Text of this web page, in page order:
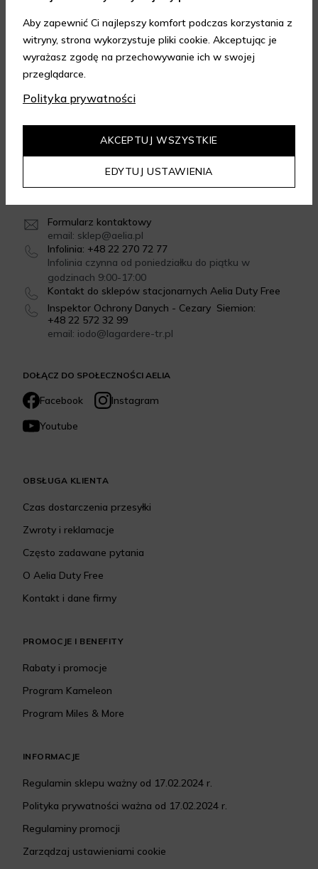
DOŁĄCZ DO SPOŁECZNOŚCI AELIA
Facebook
Instagram
Youtube
Formularz kontaktowy
email: sklep@aelia.pl
Infolinia: +48 22 270 72 77
Infolinia czynna od poniedziałku do piątku w
godzinach 9:00-17:00
Kontakt do sklepów stacjonarnych Aelia Duty Free
Inspektor Ochrony Danych - Cezary Siemion:
+48 22 572 32 99
email: iodo@lagardere-tr.pl
FORMY DOSTAWY
OBSŁUGA KLIENTA
Czas dostarczenia przesyłki
Zwroty i reklamacje
Często zadawane pytania
O Aelia Duty Free
Kontakt i dane firmy
PROMOCJE I BENEFITY
Rabaty i promocje
Program Kameleon
Program Miles & More
INFORMACJE
Regulamin sklepu ważny od 17.02.2024 r.
Polityka prywatności ważna od 17.02.2024 r.
Regulaminy promocji
Zarządzaj ustawieniami cookie
5.00
Aby zapewnić Ci najlepszy komfort podczas korzystania z
witryny, strona wykorzystuje pliki cookie. Akceptując je
wyrażasz zgodę na przechowywanie ich w swojej
przeglądarce.
Polityka prywatności
EDYTUJ USTAWIENIA
AKCEPTUJ WSZYSTKIE